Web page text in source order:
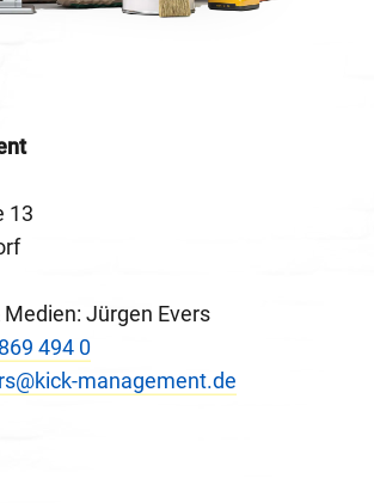
13
Jürgen Evers
494 0
management.de